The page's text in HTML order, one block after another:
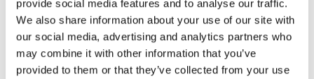
provide social media features and to analyse our traffic.
We also share information about your use of our site with
our social media, advertising and analytics partners who
may combine it with other information that you’ve
provided to them or that they’ve collected from your use
negro